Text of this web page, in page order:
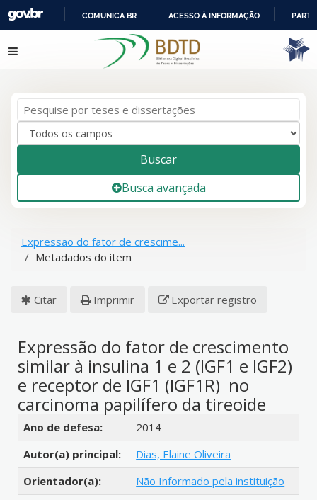
IR
PARA
COMUNICA BR ACESSO À INFORMAÇÃO
Pular para o conteúdo
Buscar
Busca avançada
Expressão do fator de crescime...
Metadados do item
Citar Imprimir Exportar registro
Expressão do fator de crescimento
similar à insulina 1 e 2 (IGF1 e IGF2)
e receptor de IGF1 (IGF1R) no
carcinoma papilífero da tireoide
Detalhes bibliográficos
Ano de defesa:
2014
Autor(a) principal:
Dias, Elaine Oliveira
Orientador(a):
Não Informado pela instituição